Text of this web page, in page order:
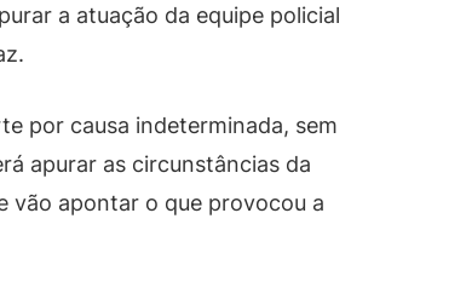
a atuação da equipe policial
por causa indeterminada, sem
apurar as circunstâncias da
vão apontar o que provocou a